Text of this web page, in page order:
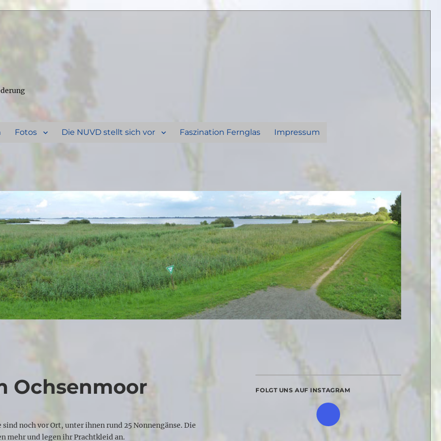
Fotos Die NUVD stellt sich vor Faszination Fernglas Impressum
Ochsenmoor
sind noch vor Ort, unter ihnen rund 25 Nonnengänse. Die
mehr und legen ihr Prachtkleid an.
FOLGT UNS AUF INSTAGRAM